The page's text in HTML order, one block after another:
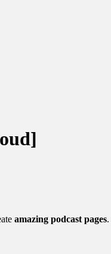
amazing podcast pages.